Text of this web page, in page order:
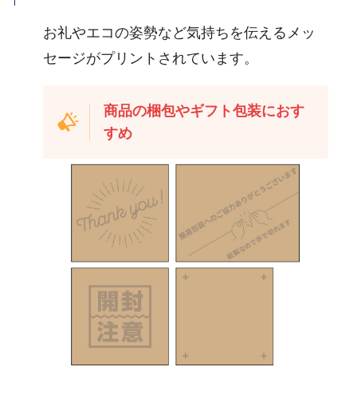
お礼やエコの姿勢など気持ちを伝えるメッ
セージがプリントされています。
商品の梱包やギフト包装におす
すめ